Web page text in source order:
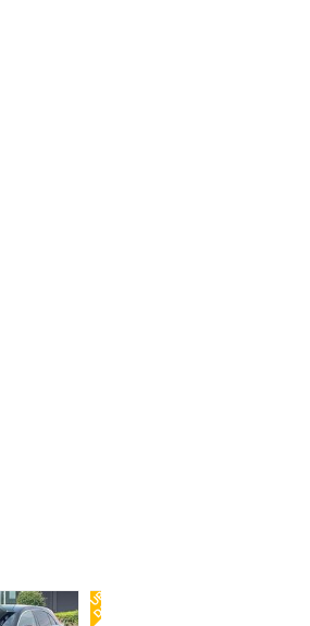
km
UP
DATE